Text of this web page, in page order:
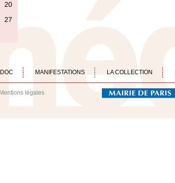
20
27
MANIFESTATIONS LA COLLECTION
Mentions légales